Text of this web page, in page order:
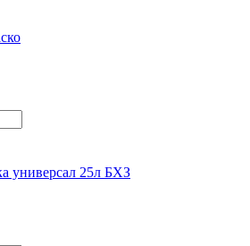
универсал 25л БХЗ